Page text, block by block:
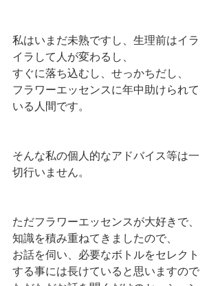
私はいまだ未熟ですし、生理前はイラ
イラして人が変わるし、
すぐに落ち込むし、せっかちだし、
フラワーエッセンスに年中助けられて
いる人間です。
そんな私の個人的なアドバイス等は一
切行いません。
ただフラワーエッセンスが大好きで、
知識を積み重ねてきましたので、
お話を伺い、必要なボトルをセレクト
する事には長けていると思いますので